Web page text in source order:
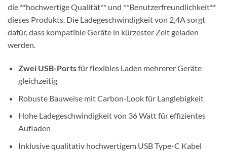
die **hochwertige Qualität** und **Benutzerfreundlichkeit**
dieses Produkts. Die Ladegeschwindigkeit von 2,4A sorgt
dafür, dass kompatible Geräte in kürzester Zeit geladen
werden.
Zwei USB-Portsfür flexibles Laden mehrerer Geräte
gleichzeitig
Robuste Bauweise mit Carbon-Look für Langlebigkeit
Hohe Ladegeschwindigkeit von 36 Watt für effizientes
Aufladen
Inklusive qualitativ hochwertigem USB Type-C Kabel